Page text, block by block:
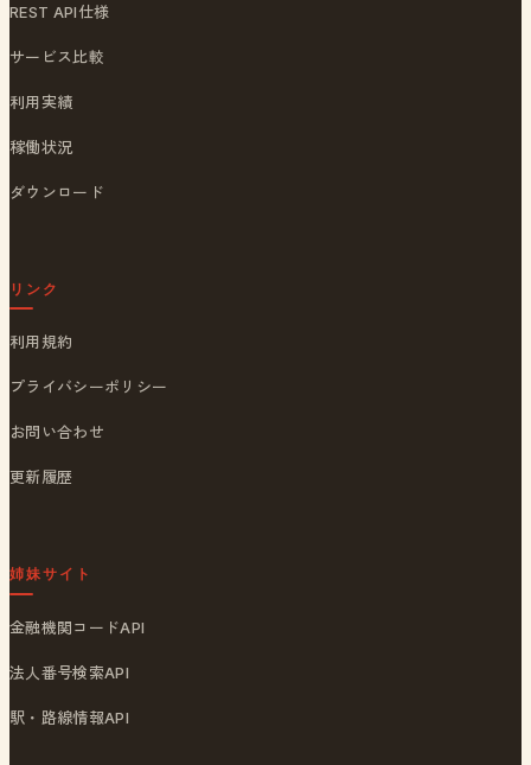
REST API仕様
サービス比較
利用実績
稼働状況
ダウンロード
リンク
利用規約
プライバシーポリシー
お問い合わせ
更新履歴
姉妹サイト
金融機関コードAPI
法人番号検索API
駅・路線情報API